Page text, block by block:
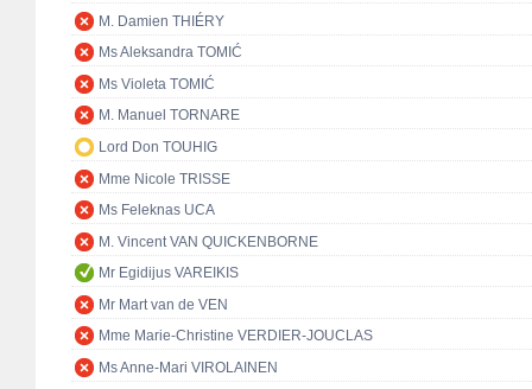
M. Damien THIÉRY
Ms Aleksandra TOMIĆ
Ms Violeta TOMIĆ
M. Manuel TORNARE
Lord Don TOUHIG
Mme Nicole TRISSE
Ms Feleknas UCA
M. Vincent VAN QUICKENBORNE
Mr Egidijus VAREIKIS
Mr Mart van de VEN
Mme Marie-Christine VERDIER-JOUCLAS
Ms Anne-Mari VIROLAINEN